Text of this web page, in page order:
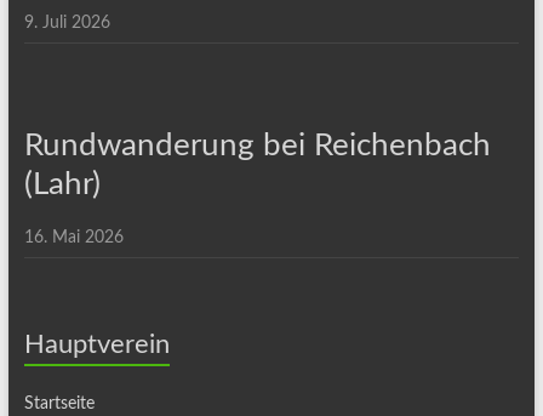
9. Juli 2026
Rundwanderung bei Reichenbach
(Lahr)
16. Mai 2026
Hauptverein
Startseite